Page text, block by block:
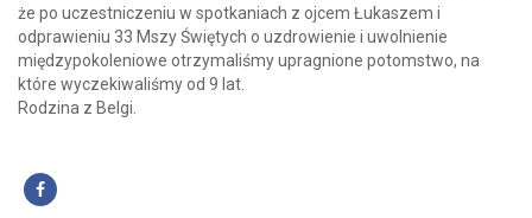
że po uczestniczeniu w spotkaniach z ojcem Łukaszem i
odprawieniu 33 Mszy Świętych o uzdrowienie i uwolnienie
międzypokoleniowe otrzymaliśmy upragnione potomstwo, na
które wyczekiwaliśmy od 9 lat.
Rodzina z Belgi.